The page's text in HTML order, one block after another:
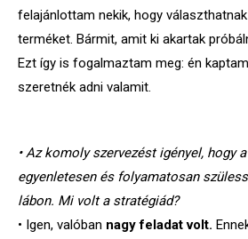
felajánlottam nekik, hogy
terméket. Bármit, amit ki akartak
Ezt így is fogalmaztam meg: én
szeretnék adni valamit.
• Az komoly szervezést igényel, hogy
egyenletesen és folyamatosan
lábon. Mi volt a stratégiád?
• Igen, valóban nagy feladat volt.